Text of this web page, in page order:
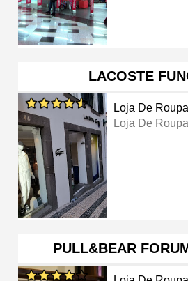
LACOSTE
Loja De Roupa
Loja De Roupa
PULL&BEAR